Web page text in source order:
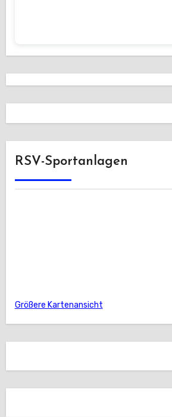
RSV-Sportanlagen
Größere Kartenansicht